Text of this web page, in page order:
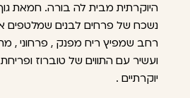
היוקרתית מבית לה בורה. חמאת
נשכח של פרחים לבנים שמלטפים
רחב שמפיץ ריח מפנק , פרחוני ,
ועשיר עם התווים של טוברוז
יוקרתיים .